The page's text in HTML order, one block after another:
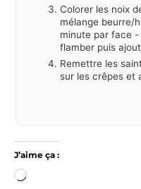
Colorer les noix
mélange beurre/
minute par face
flamber puis
Remettre les
sur les crêpes et
J’aime ça :
Chargement…